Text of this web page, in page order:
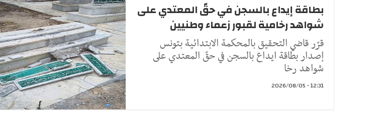
بطاقة إيداع بالسجن في حقّ المعتدي على
شواهد رخامية لقبور زعماء وطنيين
قرّر قاضي التحقيق بالمحكمة الابتدائية بتونس
إصدار بطاقة ايداع بالسجن في حقّ المعتدي على
شواهد رخا
12:31 - 2026/08/05